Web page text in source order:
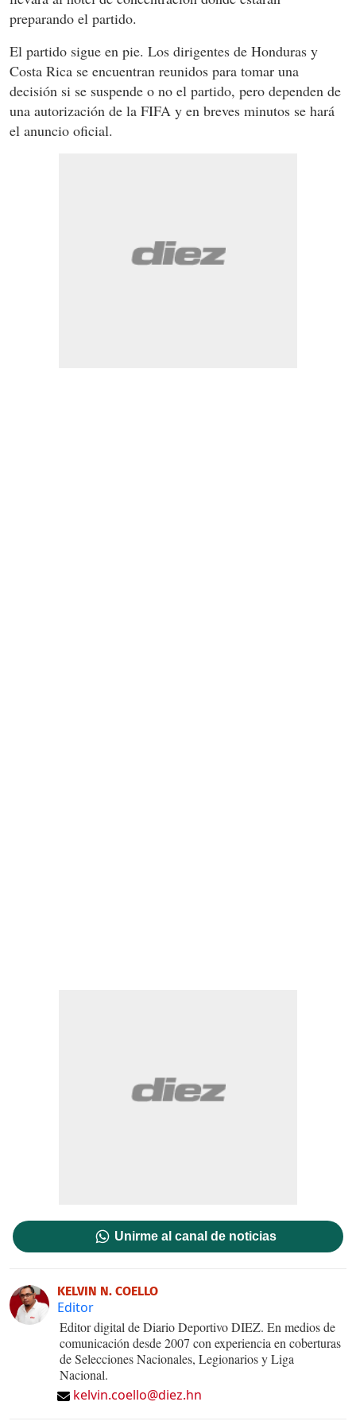
preparando el partido.
El partido sigue en pie. Los dirigentes de Honduras y
Costa Rica se encuentran reunidos para tomar una
decisión si se suspende o no el partido, pero dependen de
una autorización de la FIFA y en breves minutos se hará
el anuncio oficial.
Unirme al canal de noticias
KELVIN N. COELLO
Editor
Editor digital de Diario Deportivo DIEZ. En medios de
comunicación desde 2007 con experiencia en coberturas
de Selecciones Nacionales, Legionarios y Liga
Nacional.
kelvin.coello@diez.hn